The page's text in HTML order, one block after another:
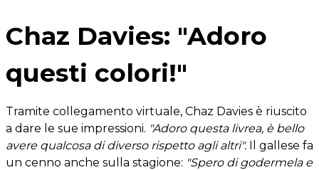
Chaz Davies: "Adoro
questi colori!"
Tramite collegamento virtuale, Chaz Davies è riuscito
a dare le sue impressioni. "Adoro questa livrea, è bello
avere qualcosa di diverso rispetto agli altri". Il gallese fa
un cenno anche sulla stagione: "Spero di godermela e